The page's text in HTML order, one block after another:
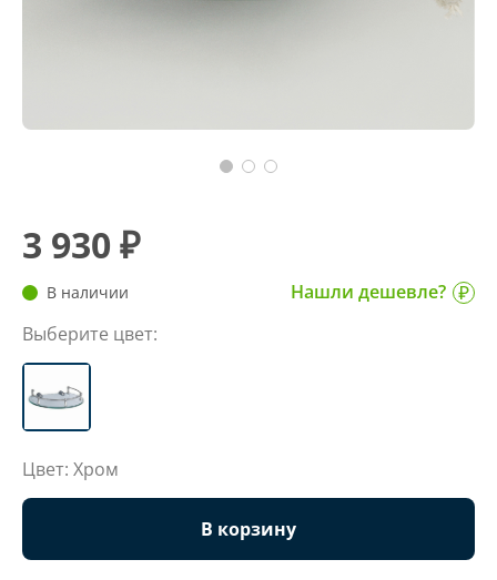
3 930 ₽
В наличии
Нашли дешевле?
Выберите цвет:
Цвет: Хром
В корзину